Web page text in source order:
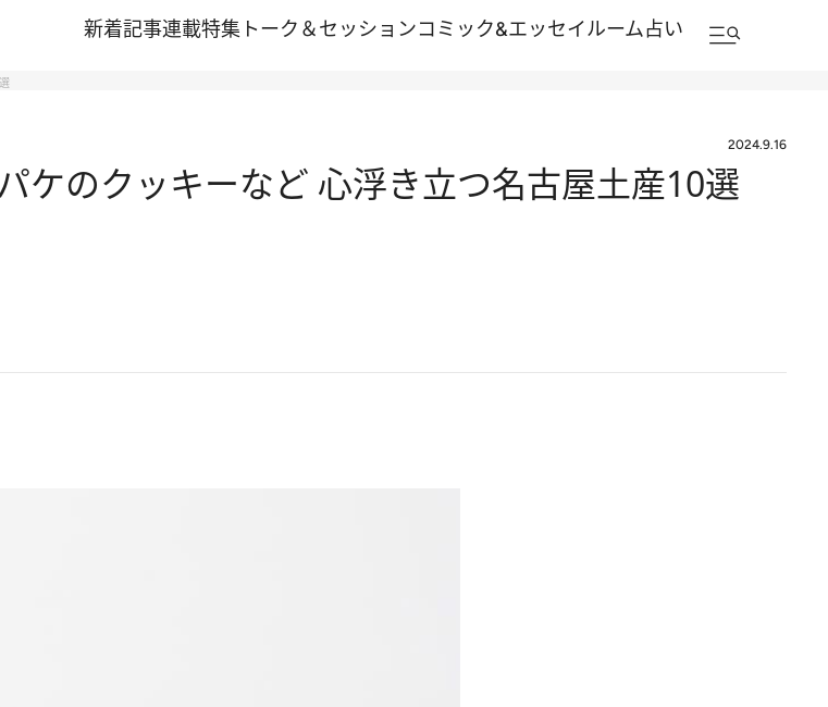
新着記事連載特集 トーク＆セッションコミック&エッセイルーム占い
2024.9.16
ケのクッキーなど 心浮き立つ名古屋土産10選